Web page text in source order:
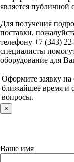
является
Для получения
поставки,
телефону +7 (343)
специалисты
оборудование для
Оформите заявку на
ближайшее время и
вопросы.
×
Ваше имя